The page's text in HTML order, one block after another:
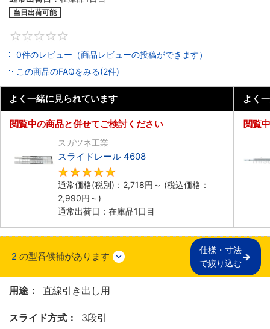
当日出荷可能
0件のレビュー（商品レビューの投稿ができます）
この商品のFAQをみる(2件)
よく一緒に見られています
閲覧中の商品と併せてご検討ください
スガツネ工業
スライドレール 4608
通常価格(税別)： 2,718円 ～ (税込価格：
2,990円 ～)
通常出荷日：在庫品1日目
よく
閲覧
2 の型番候補があります
仕様・寸法
で絞り込む
用途： 直線引き出し用
スライド方式： 3段引